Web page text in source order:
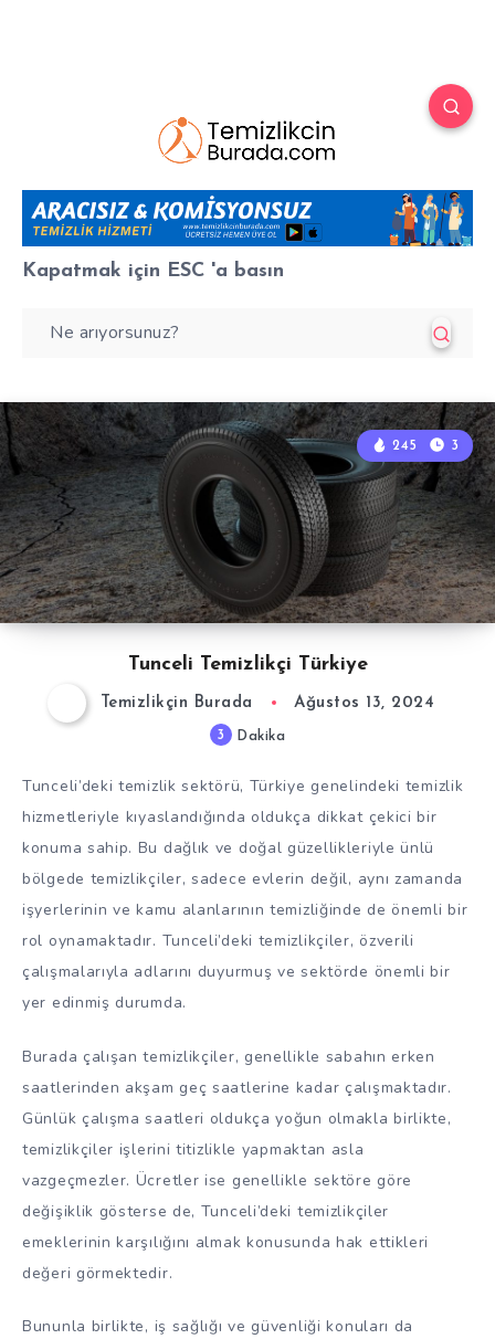
Kapatmak için ESC 'a basın
Tunceli Temizlikçi Türkiye
245 3
Temizlikçin Burada Ağustos 13, 2024
3 Dakika
Tunceli’deki temizlik sektörü, Türkiye genelindeki temizlik
hizmetleriyle kıyaslandığında oldukça dikkat çekici bir
konuma sahip. Bu dağlık ve doğal güzellikleriyle ünlü
bölgede temizlikçiler, sadece evlerin değil, aynı zamanda
işyerlerinin ve kamu alanlarının temizliğinde de önemli bir
rol oynamaktadır. Tunceli’deki temizlikçiler, özverili
çalışmalarıyla adlarını duyurmuş ve sektörde önemli bir
yer edinmiş durumda.
Burada çalışan temizlikçiler, genellikle sabahın erken
saatlerinden akşam geç saatlerine kadar çalışmaktadır.
Günlük çalışma saatleri oldukça yoğun olmakla birlikte,
temizlikçiler işlerini titizlikle yapmaktan asla
vazgeçmezler. Ücretler ise genellikle sektöre göre
değişiklik gösterse de, Tunceli’deki temizlikçiler
emeklerinin karşılığını almak konusunda hak ettikleri
değeri görmektedir.
Bununla birlikte, iş sağlığı ve güvenliği konuları da